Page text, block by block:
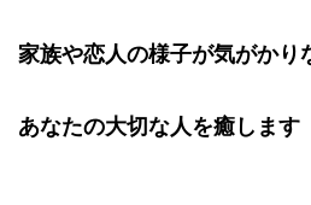
家族や恋人の様子が気がかり
あなたの大切な人を癒します